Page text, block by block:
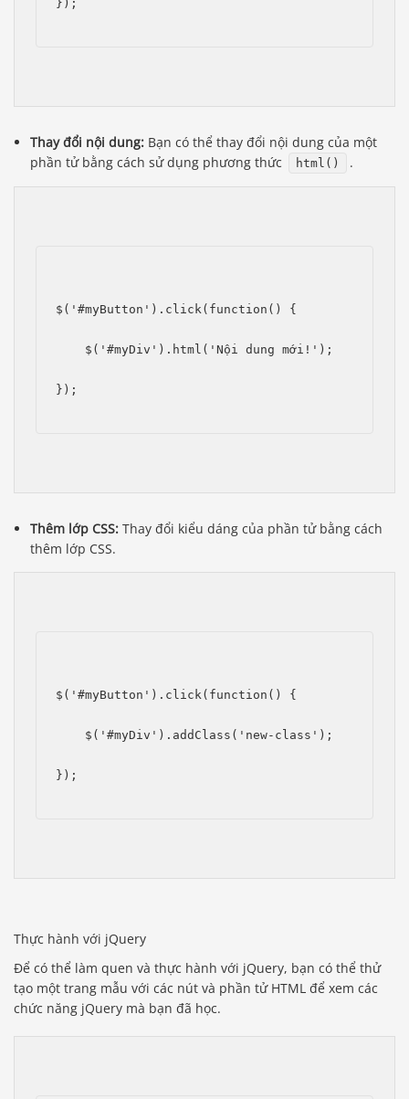
});
Thay đổi nội dung: Bạn có thể thay đổi nội dung của một
phần tử bằng cách sử dụng phương thức
html() .
$('#myButton').click(function() {
    $('#myDiv').html('Nội dung mới!');
});
Thêm lớp CSS: Thay đổi kiểu dáng của phần tử bằng cách
thêm lớp CSS.
$('#myButton').click(function() {
    $('#myDiv').addClass('new-class');
});
Thực hành với jQuery
Để có thể làm quen và thực hành với jQuery, bạn có thể thử
tạo một trang mẫu với các nút và phần tử HTML để xem các
chức năng jQuery mà bạn đã học.